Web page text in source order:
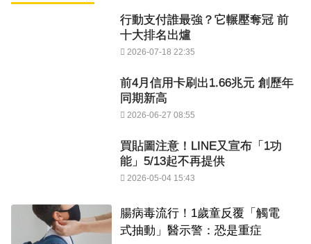
行動支付誰最強？它輾壓奪冠 前
十大排名出爐
2026-07-18 22:35
前4月信用卡刷出1.66兆元 創歷年
同期新高
2026-06-27 08:55
買貼圖注意！LINE又宣布「1功
能」5/13起不再提供
2026-05-04 15:43
腸病毒流行！1歲童反覆「觸電
式抽動」醫示警：恐是重症